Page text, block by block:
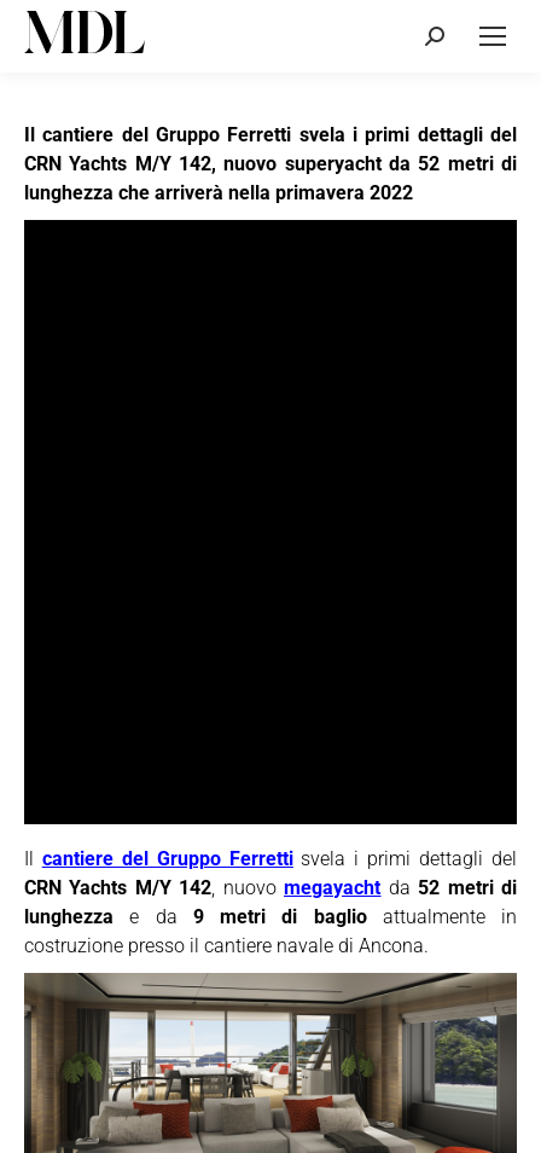
Cerca:
Il cantiere del Gruppo Ferretti svela i primi dettagli del
CRN Yachts M/Y 142, nuovo superyacht da 52 metri di
lunghezza che arriverà nella primavera 2022
Il cantiere del Gruppo Ferrettisvela i primi dettagli del
CRN Yachts M/Y 142, nuovomegayachtda52 metri di
lunghezza e da 9 metri di baglioattualmente in
costruzione presso il cantiere navale di Ancona.